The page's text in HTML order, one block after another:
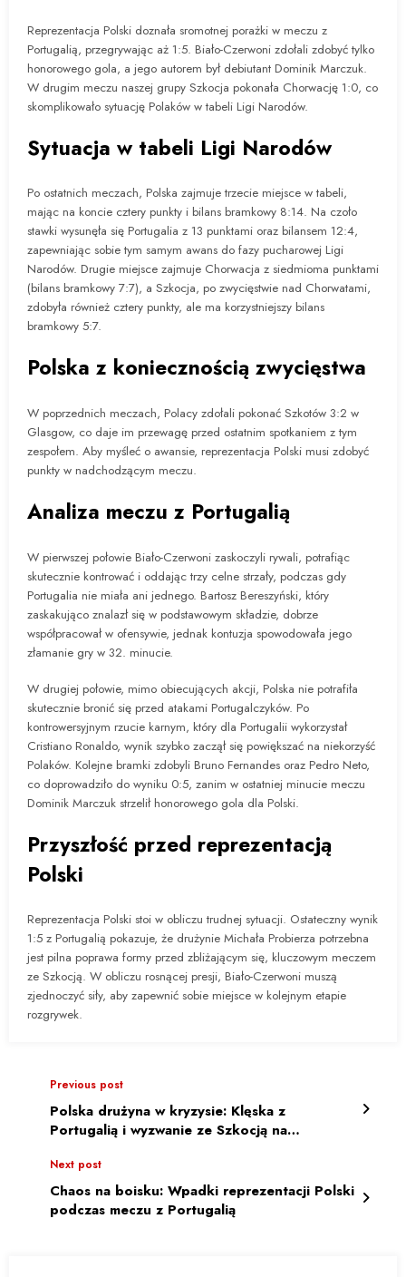
Reprezentacja Polski doznała sromotnej porażki w meczu z
Portugalią, przegrywając aż 1:5. Biało-Czerwoni zdołali zdobyć tylko
honorowego gola, a jego autorem był debiutant Dominik Marczuk.
W drugim meczu naszej grupy Szkocja pokonała Chorwację 1:0, co
skomplikowało sytuację Polaków w tabeli Ligi Narodów.
Sytuacja w tabeli Ligi Narodów
Po ostatnich meczach, Polska zajmuje trzecie miejsce w tabeli,
mając na koncie cztery punkty i bilans bramkowy 8:14. Na czoło
stawki wysunęła się Portugalia z 13 punktami oraz bilansem 12:4,
zapewniając sobie tym samym awans do fazy pucharowej Ligi
Narodów. Drugie miejsce zajmuje Chorwacja z siedmioma punktami
(bilans bramkowy 7:7), a Szkocja, po zwycięstwie nad Chorwatami,
zdobyła również cztery punkty, ale ma korzystniejszy bilans
bramkowy 5:7.
Polska z koniecznością zwycięstwa
W poprzednich meczach, Polacy zdołali pokonać Szkotów 3:2 w
Glasgow, co daje im przewagę przed ostatnim spotkaniem z tym
zespołem. Aby myśleć o awansie, reprezentacja Polski musi zdobyć
punkty w nadchodzącym meczu.
Analiza meczu z Portugalią
W pierwszej połowie Biało-Czerwoni zaskoczyli rywali, potrafiąc
skutecznie kontrować i oddając trzy celne strzały, podczas gdy
Portugalia nie miała ani jednego. Bartosz Bereszyński, który
zaskakująco znalazł się w podstawowym składzie, dobrze
współpracował w ofensywie, jednak kontuzja spowodowała jego
złamanie gry w 32. minucie.
W drugiej połowie, mimo obiecujących akcji, Polska nie potrafiła
skutecznie bronić się przed atakami Portugalczyków. Po
kontrowersyjnym rzucie karnym, który dla Portugalii wykorzystał
Cristiano Ronaldo, wynik szybko zaczął się powiększać na niekorzyść
Polaków. Kolejne bramki zdobyli Bruno Fernandes oraz Pedro Neto,
co doprowadziło do wyniku 0:5, zanim w ostatniej minucie meczu
Dominik Marczuk strzelił honorowego gola dla Polski.
Przyszłość przed reprezentacją
Polski
Reprezentacja Polski stoi w obliczu trudnej sytuacji. Ostateczny wynik
1:5 z Portugalią pokazuje, że drużynie Michała Probierza potrzebna
jest pilna poprawa formy przed zbliżającym się, kluczowym meczem
ze Szkocją. W obliczu rosnącej presji, Biało-Czerwoni muszą
zjednoczyć siły, aby zapewnić sobie miejsce w kolejnym etapie
rozgrywek.
Previous post
Polska drużyna w kryzysie: Klęska z
Portugalią i wyzwanie ze Szkocją na
Next post
Chaos na boisku: Wpadki reprezentacji Polski
podczas meczu z Portugalią